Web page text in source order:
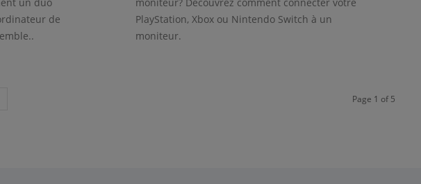
de
PlayStation, Xbox ou Nintendo Switch à un
moniteur.
Page 1 of 5